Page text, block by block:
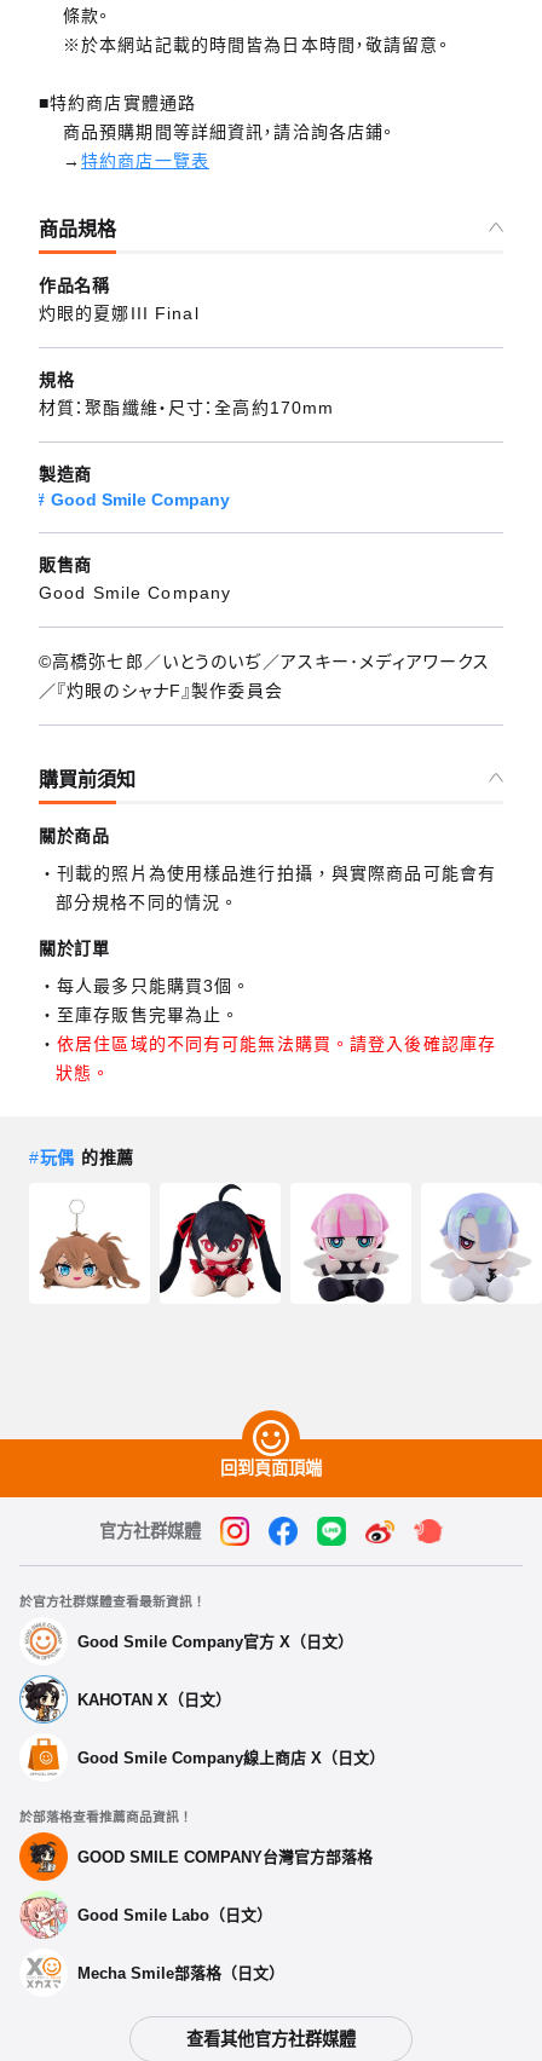
條款。
※於本網站記載的時間皆為日本時間，敬請留意。
■特約商店實體通路
商品預購期間等詳細資訊，請洽詢各店鋪。
→特約商店一覽表
商品規格
作品名稱
灼眼的夏娜III Final
規格
材質：聚酯纖維・尺寸：全高約170mm
製造商
Good Smile Company
販售商
Good Smile Company
©高橋弥七郎／いとうのいぢ／アスキー･メディアワークス
／『灼眼のシャナF』製作委員会
購買前須知
關於商品
刊載的照片為使用樣品進行拍攝，與實際商品可能會有
部分規格不同的情況。
關於訂單
每人最多只能購買3個。
至庫存販售完畢為止。
依居住區域的不同有可能無法購買。請登入後確認庫存
狀態。
#玩偶 的推薦
回到頁面頂端
官方社群媒體
於官方社群媒體查看最新資訊！
Good Smile Company官方 X（日文）
KAHOTAN X（日文）
Good Smile Company線上商店 X（日文）
於部落格查看推薦商品資訊！
GOOD SMILE COMPANY台灣官方部落格
Good Smile Labo（日文）
Mecha Smile部落格（日文）
查看其他官方社群媒體